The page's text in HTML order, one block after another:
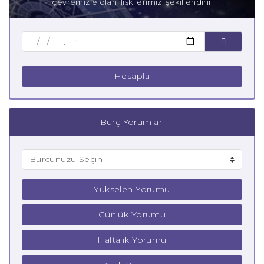
Baba Yay Burcu
Hesapla
Burç Yorumları
Yükselen Yorumu
Günlük Yorumu
Haftalık Yorumu